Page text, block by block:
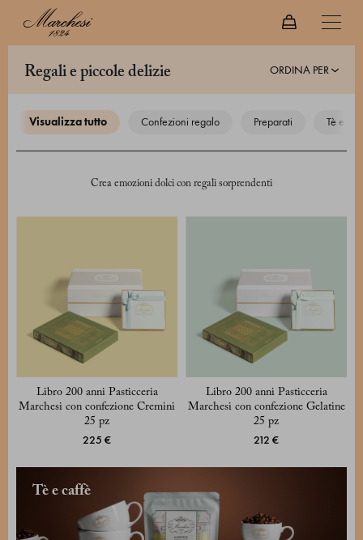
regali e piccole delizie ORDINA PER
visualizza tutto confezioni regalo preparati tè e
Crea emozioni dolci con regali sorprendenti
Libro 200 anni Pasticceria
Marchesi con confezione Cremini
25 pz
225 €
Libro 200 anni Pasticceria
Marchesi con confezione Gelatine
25 pz
212 €
Tè e caffè